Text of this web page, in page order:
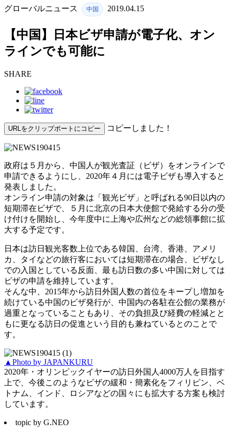
グローバルニュース 中国 2019.04.15
【中国】日本ビザ申請が電子化、オン
ラインでも可能に
SHARE
URLをクリップポートにコピー コピーしました！
政府は５月から、中国人が観光査証（ビザ）をオンラインで
申請できるようにし、2020年４月には電子ビザも導入すると
発表しました。
オンライン申請の対象は「観光ビザ」と呼ばれる90日以内の
短期滞在ビザで、５月に北京の日本大使館で発給する分の受
け付けを開始し、今年度中に上海や広州などの総領事館に拡
大する予定です。
日本は訪日観光客数上位である韓国、台湾、香港、アメリ
カ、タイなどの旅行客においては短期滞在の場合、ビザなし
での入国としている反面、最も訪日数の多い中国に対しては
ビザの申請を維持しています。
そんな中、2015年から訪日外国人数の首位をキープし増加を
続けている中国のビザ発行が、中国内の各駐在公館の業務が
過重となっていることもあり、その負担及び経費の軽減とと
もに更なる訪日の促進という目的も兼ねているとのことで
す。
▲Photo by JAPANKURU
2020年・オリンピックイヤーの訪日外国人4000万人を目指す
上で、今後このようなビザの緩和・簡素化をフィリピン、ベ
トナム、インド、ロシアなどの国々にも拡大する方案も検討
しています。
topic by G.NEO